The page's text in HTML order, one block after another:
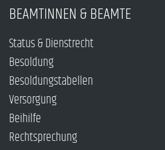
BEAMTINNEN & BEAMTE
Status & Dienstrecht
Besoldung
Besoldungstabellen
Versorgung
Beihilfe
Rechtsprechung